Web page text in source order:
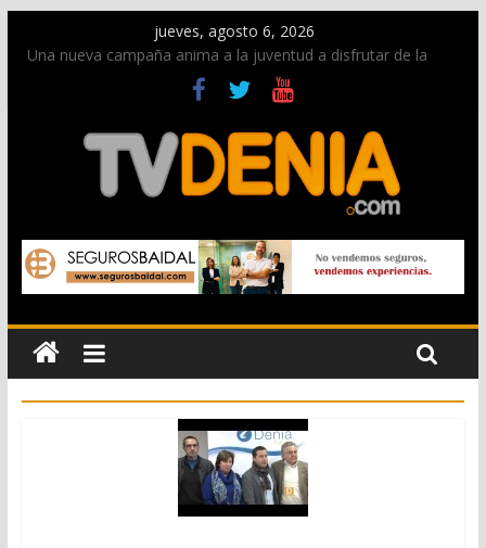
jueves, agosto 6, 2026
Una nueva campaña anima a la juventud a disfrutar de la
Paco Adsuar dona al Arxiu de Dénia más de 50.000 imágenes
de la memoria visual de la ciudad
La Entraeta Festera llena de ambiente la calle Marqués de
Campo con la recepción a la Capitanía Cristiana
El XII Festival de Jazz de Dénia reunirá durante agosto a
figuras nacionales e internacionales en los Jardins de
Torrecremada
Los Moros y Cristianos 2026 reciben las llaves de la ciudad y
dan inicio a las fiestas en Dénia